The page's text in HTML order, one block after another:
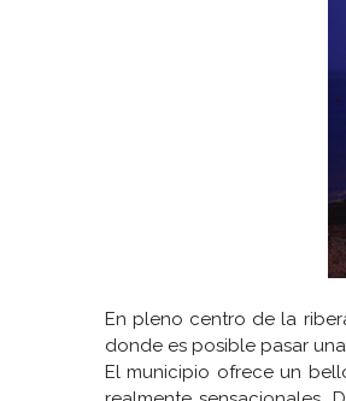
En pleno centro de la
donde es posible pasar
El municipio ofrece un